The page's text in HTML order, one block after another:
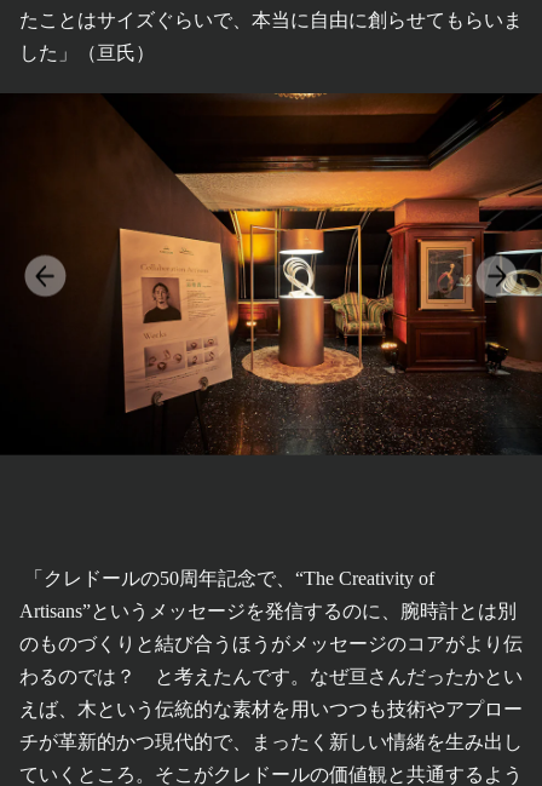
たことはサイズぐらいで、本当に自由に創らせてもらいま
した」（亘氏）
「クレドールの50周年記念で、“The Creativity of
Artisans”というメッセージを発信するのに、腕時計とは別
のものづくりと結び合うほうがメッセージのコアがより伝
わるのでは？ と考えたんです。なぜ亘さんだったかとい
えば、木という伝統的な素材を用いつつも技術やアプロー
チが革新的かつ現代的で、まったく新しい情緒を生み出し
ていくところ。そこがクレドールの価値観と共通するよう